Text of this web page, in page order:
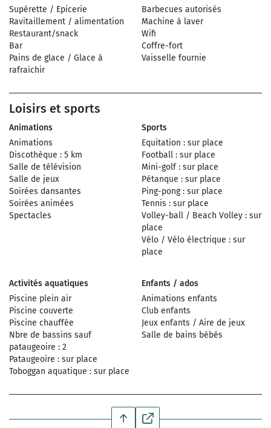
Supérette / Epicerie
Ravitaillement / alimentation
Restaurant/snack
Bar
Pains de glace / Glace à
rafraichir
Barbecues autorisés
Machine à laver
Wifi
Coffre-fort
Vaisselle fournie
Loisirs et sports
Animations
Animations
Discothèque : 5 km
Salle de télévision
Salle de jeux
Soirées dansantes
Soirées animées
Spectacles
Sports
Equitation : sur place
Football : sur place
Mini-golf : sur place
Pétanque : sur place
Ping-pong : sur place
Tennis : sur place
Volley-ball / Beach Volley : sur
place
Vélo / Vélo électrique : sur
place
Activités aquatiques
Piscine plein air
Piscine couverte
Piscine chauffée
Nbre de bassins sauf
pataugeoire : 2
Pataugeoire : sur place
Toboggan aquatique : sur place
Enfants / ados
Animations enfants
Club enfants
Jeux enfants / Aire de jeux
Salle de bains bébés